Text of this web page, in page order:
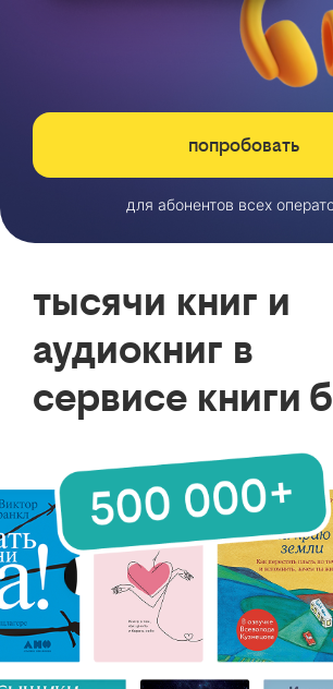
попробовать
для абонентов всех
тысячи книг и
аудиокниг в
сервисе книги